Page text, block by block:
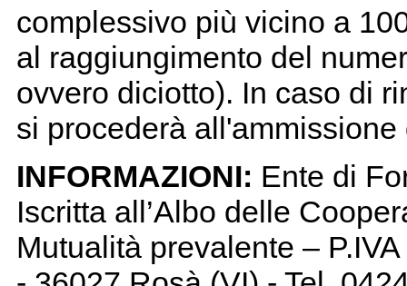
complessivo più vicino a
al raggiungimento del
ovvero diciotto). In caso di
si procederà
INFORMAZIONI: Ente di
Iscritta all’Albo delle
Mutualità prevalente –